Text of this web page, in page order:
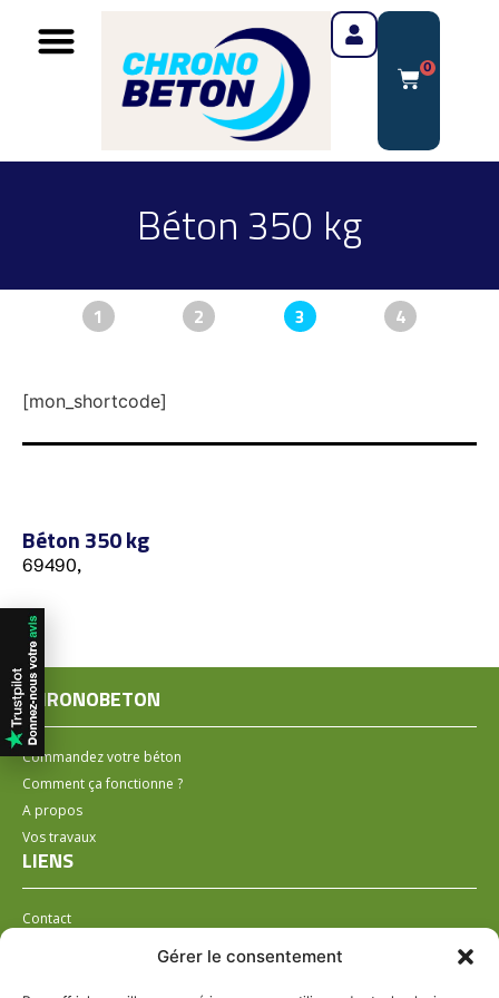
Gérer le consentement
0
Béton 350 kg
1 2 3 4
[mon_shortcode]
Béton 350 kg
69490,
CHRONOBETON
Commandez votre béton
Comment ça fonctionne ?
A propos
Vos travaux
LIENS
Contact